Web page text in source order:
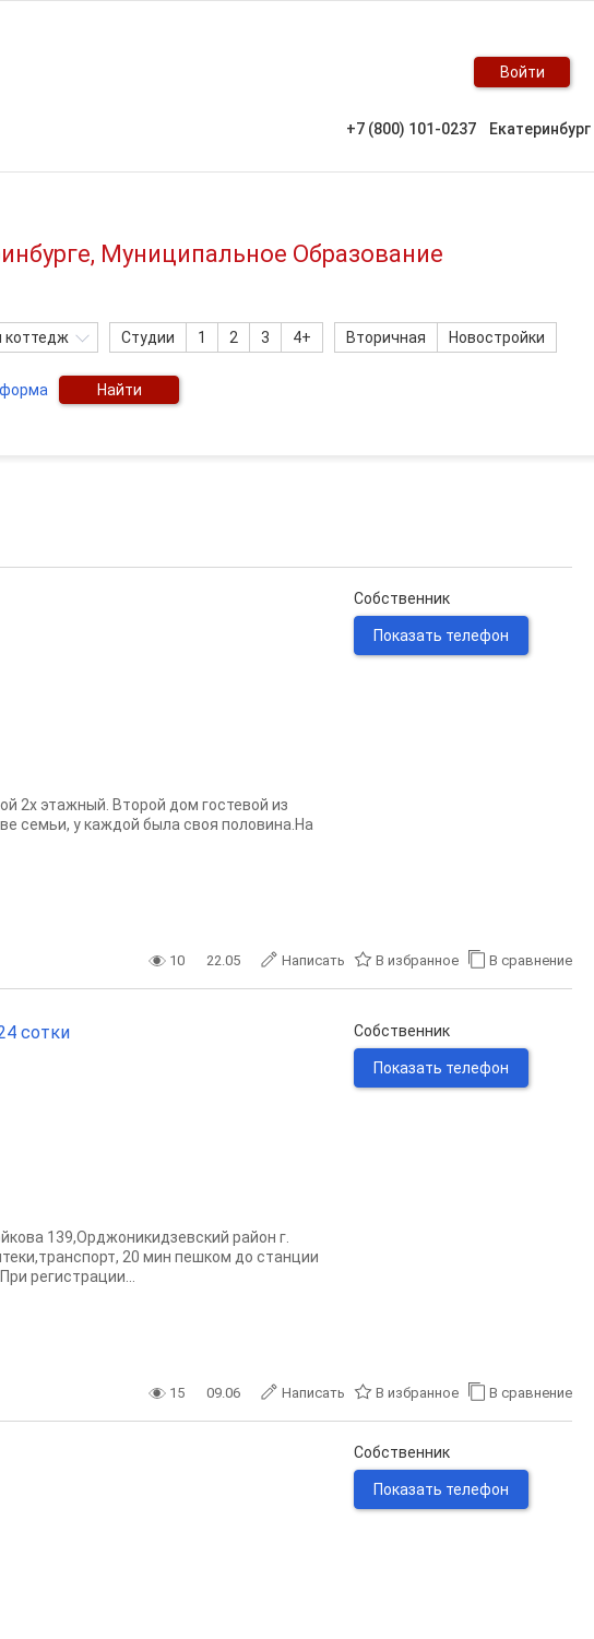
Войти
+7 (800) 101-0237 Екатеринбург
Муниципальное Образование
коттедж Студии 1 2 3 4+ Вторичная Новостройки
Найти
2х этажный. Второй дом гостевой из
семьи, у каждой была своя половина.На
Собственник
Показать телефон
10 22.05 Написать В избранное В сравнение
сотки
139,Орджоникидзевский район г.
20 мин пешком до станции
регистрации...
Собственник
Показать телефон
15 09.06 Написать В избранное В сравнение
Собственник
Показать телефон